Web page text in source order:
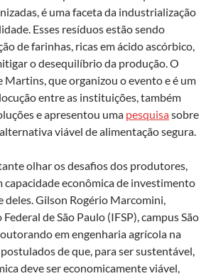
é uma faceta da industrialização
Esses resíduos estão sendo
de farinhas, ricas em ácido ascórbico,
o desequilíbrio da produção. O
que organizou o evento e é um
entre as instituições, também
e apresentou uma pesquisasobre
viável de alimentação segura.
olhar os desafios dos produtores,
capacidade econômica de investimento
deles. Gilson Rogério Marcomini,
de São Paulo (IFSP), campus São
em engenharia agrícola na
de que, para ser sustentável,
deve ser economicamente viável,